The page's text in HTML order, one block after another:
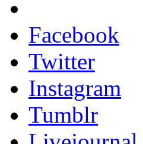
Facebook
Twitter
Instagram
Tumblr